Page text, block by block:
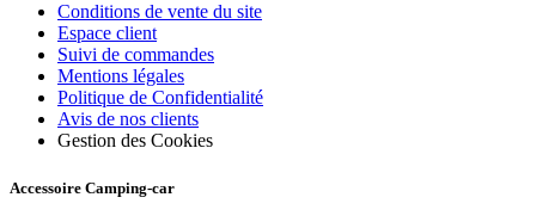
Conditions de vente du site
Espace client
Suivi de commandes
Mentions légales
Politique de Confidentialité
Avis de nos clients
Gestion des Cookies
Accessoire Camping-car